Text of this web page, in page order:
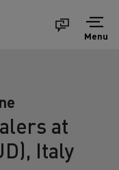
Menu
at
Italy